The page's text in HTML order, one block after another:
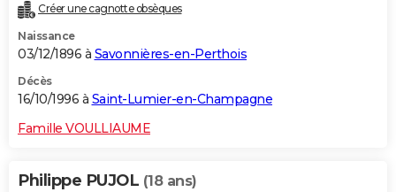
Créer une cagnotte obsèques
Naissance
03/12/1896 à Savonnières-en-Perthois
Décès
16/10/1996 à Saint-Lumier-en-Champagne
Famille VOULLIAUME
Philippe PUJOL (18 ans)